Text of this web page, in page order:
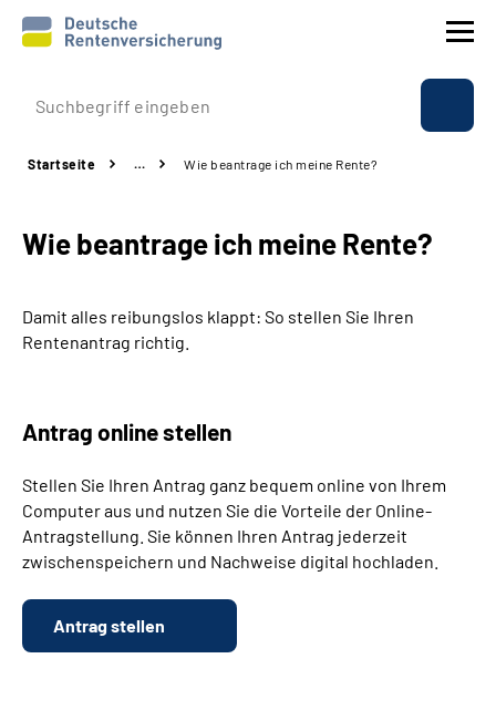
Prävention
Rente
Beratung & Kontakt
Über uns & Presse
Online-Services
Suche
Startseite … Wie beantrage ich meine Rente?
Wie beantrage ich meine Rente?
Damit alles reibungslos klappt: So stellen Sie Ihren
Rentenantrag richtig.
Antrag online stellen
Stellen Sie Ihren Antrag ganz bequem online von Ihrem
Computer aus und nutzen Sie die Vorteile der Online-
Antragstellung. Sie können Ihren Antrag jederzeit
zwischenspeichern und Nachweise digital hochladen.
Antrag stellen